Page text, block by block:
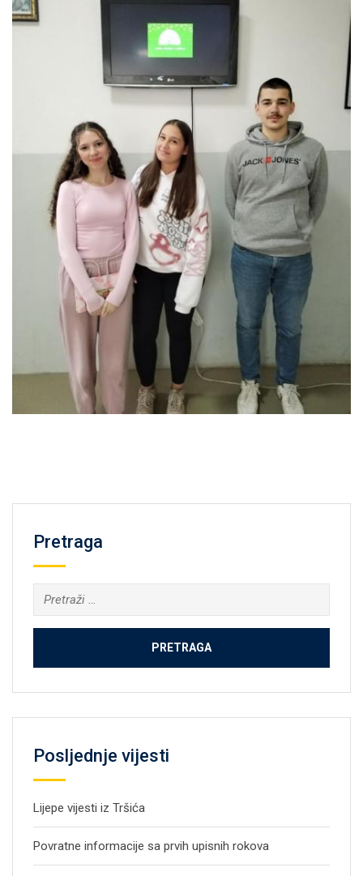
Pretraga
Pretraga:
Posljednje vijesti
Lijepe vijesti iz Tršića
Povratne informacije sa prvih upisnih rokova